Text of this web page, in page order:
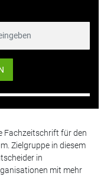
Fachzeitschrift für den
Zielgruppe in diesem
in
mit mehr